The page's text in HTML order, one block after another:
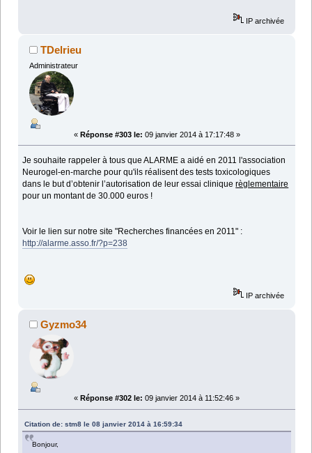
IP archivée
TDelrieu
Administrateur
« Réponse #303 le: 09 janvier 2014 à 17:17:48 »
Je souhaite rappeler à tous que ALARME a aidé en 2011 l'association
Neurogel-en-marche pour qu'ils réalisent des tests toxicologiques
dans le but d’obtenir l’autorisation de leur essai cliniquerèglementaire
pour un montant de 30.000 euros !
Voir le lien sur notre site "Recherches financées en 2011" :
http://alarme.asso.fr/?p=238
IP archivée
Gyzmo34
« Réponse #302 le: 09 janvier 2014 à 11:52:46 »
Citation de: stm8 le 08 janvier 2014 à 16:59:34
Bonjour,